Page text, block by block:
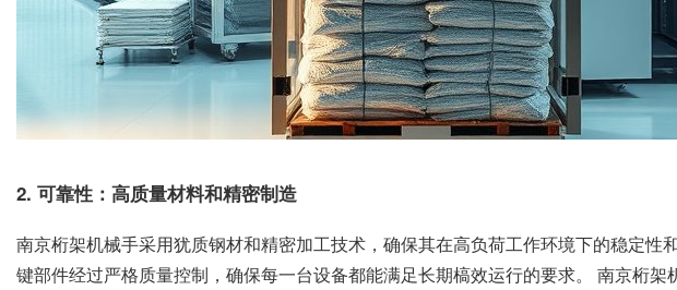
2. 可靠性：高质量材料和精密制造
南京桁架机械手采用犹质钢材和精密加工技术，确保其在高负荷工作环境下的稳定
键部件经过严格质量控制，确保每一台设备都能满足长期槁效运行的要求。 南京桁